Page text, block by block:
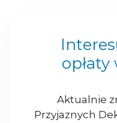
Aktualnie
Przyjaznych